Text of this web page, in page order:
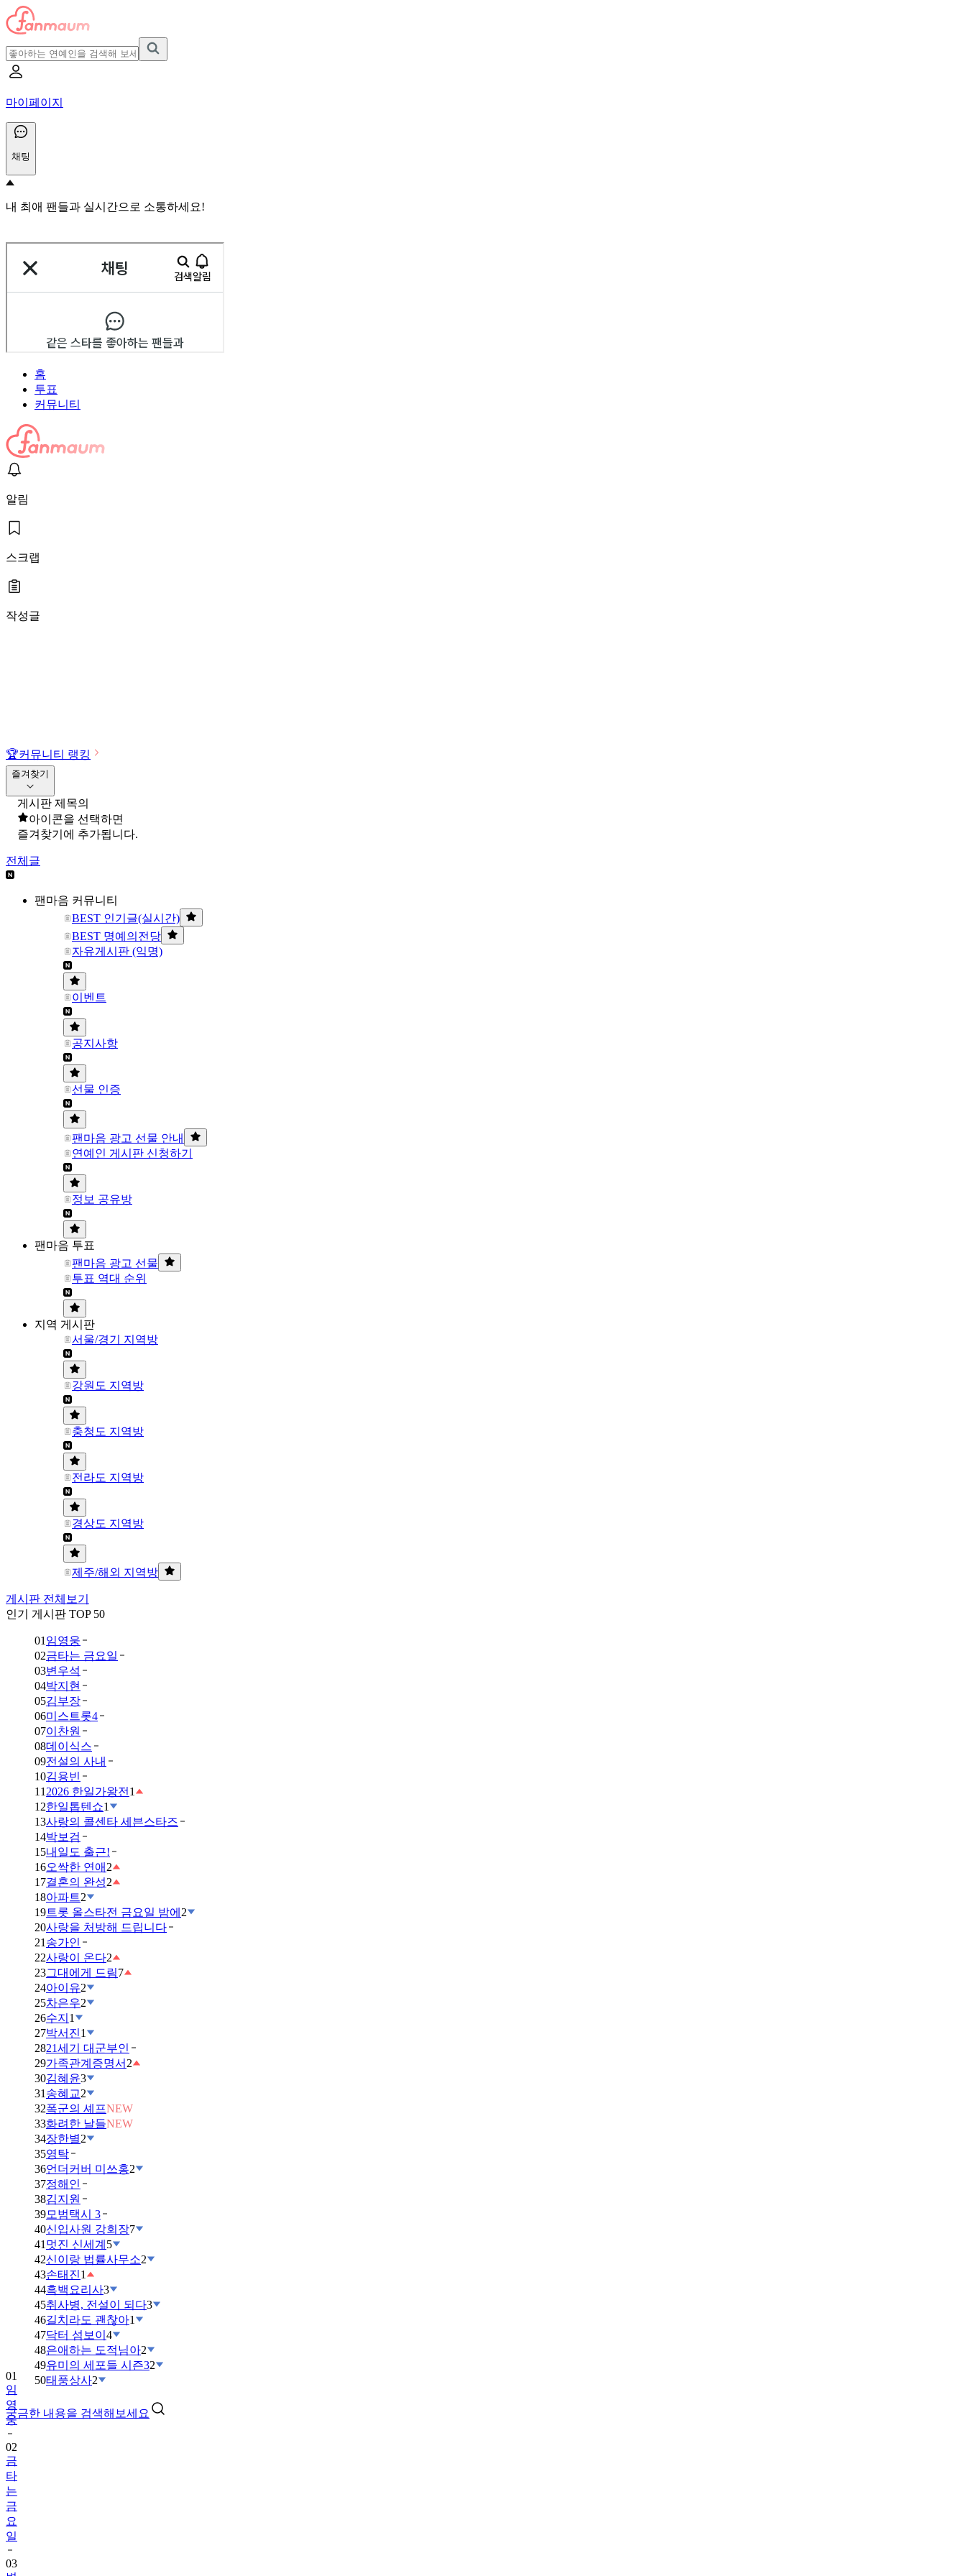
마이페이지
채팅
내 최애 팬들과 실시간으로 소통하세요!
홈
투표
커뮤니티
알림
스크랩
작성글
🏆커뮤니티 랭킹
즐겨찾기
게시판 제목의
아이콘을 선택하면
즐겨찾기에 추가됩니다.
전체글
팬마음 커뮤니티
BEST 인기글(실시간)
BEST 명예의전당
자유게시판 (익명)
이벤트
공지사항
선물 인증
팬마음 광고 선물 안내
연예인 게시판 신청하기
정보 공유방
팬마음 투표
팬마음 광고 선물
투표 역대 순위
지역 게시판
서울/경기 지역방
강원도 지역방
충청도 지역방
전라도 지역방
경상도 지역방
제주/해외 지역방
게시판 전체보기
인기 게시판 TOP 50
01 임영웅
02금타는 금요일
03변우석
04박지현
05김부장
06미스트롯4
07이찬원
08데이식스
09전설의 사내
10김용빈
11 2026 한일가왕전 1
12한일톱텐쇼1
13사랑의 콜센타 세븐스타즈
14박보검
15내일도 출근!
16오싹한 연애 2
17결혼의 완성2
18아파트2
19트롯 올스타전 금요일 밤에 2
20사랑을 처방해 드립니다
21 송가인
22사랑이 온다2
23그대에게 드림7
24아이유2
25차은우2
26수지 1
27박서진1
2821세기 대군부인
29가족관계증명서 2
30김혜윤3
31 송혜교2
32폭군의 셰프NEW
33화려한 날들NEW
34장한별2
35영탁
36언더커버 미쓰홍2
37정해인
38김지원
39모범택시 3
40신입사원 강회장7
41 멋진 신세계 5
42신이랑 법률사무소2
43손태진1
44흑백요리사3
45취사병, 전설이 되다3
46길치라도 괜찮아1
47닥터 섬보이 4
48은애하는 도적님아2
49유미의 세포들 시즌32
50태풍상사2
궁금한 내용을 검색해보세요
01
임
영
웅
02
금
타
는
금
요
일
03